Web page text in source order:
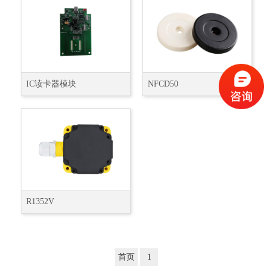
IC读卡器模块 NFCD50
R1352V
首页 1